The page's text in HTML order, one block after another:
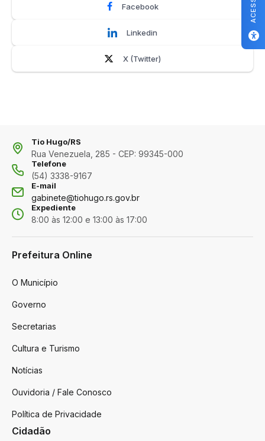
Facebook
Linkedin
X (Twitter)
Tio Hugo/RS
Rua Venezuela, 285 - CEP: 99345-000
Telefone
(54) 3338-9167
E-mail
gabinete@tiohugo.rs.gov.br
Expediente
8:00 às 12:00 e 13:00 às 17:00
Prefeitura Online
O Município
Governo
Secretarias
Cultura e Turismo
Notícias
Ouvidoria / Fale Conosco
Política de Privacidade
Cidadão